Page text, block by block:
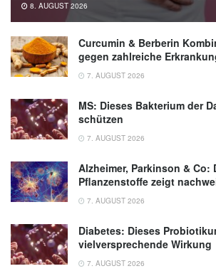
8. AUGUST 2026
Curcumin & Berberin
gegen zahlreiche
7. AUGUST 2026
MS: Dieses Bakterium der
schützen
7. AUGUST 2026
Alzheimer, Parkinson & Co:
Pflanzenstoffe zeigt
7. AUGUST 2026
Diabetes: Dieses
vielversprechende Wirkung
7. AUGUST 2026